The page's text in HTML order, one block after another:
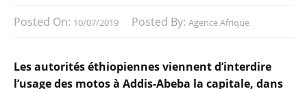
Posted On: 10/07/2019 Posted By: Agence Afrique
Les autorités éthiopiennes viennent d’interdire
l’usage des motos à Addis-Abeba la capitale, dans